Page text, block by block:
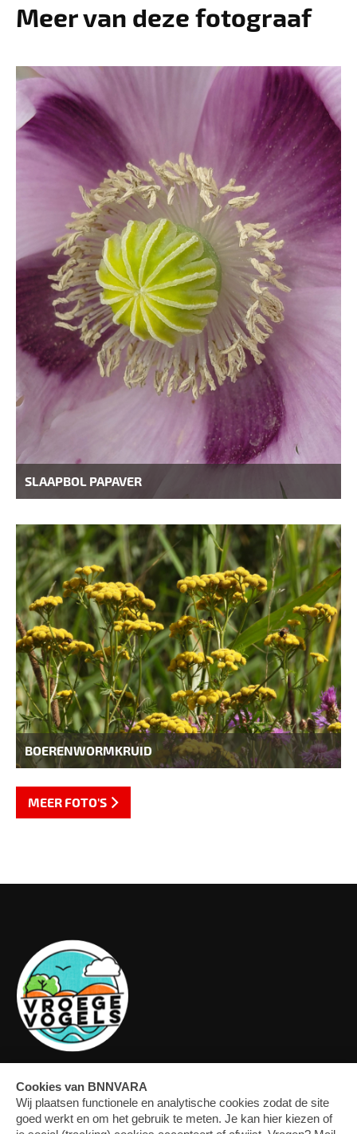
Meer van deze fotograaf
SLAAPBOL PAPAVER
BOERENWORMKRUID
MEER FOTO'S
OVERZICHT
MEDIA CONTACT